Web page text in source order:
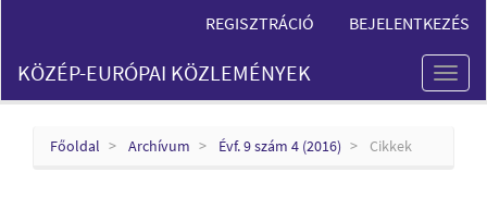
Content
Sidebar
REGISZTRÁCIÓ BEJELENTKEZÉS
Toggle
KÖZÉP-EURÓPAI KÖZLEMÉNYEK
Főoldal Archívum Évf. 9 szám 4 (2016) Cikkek